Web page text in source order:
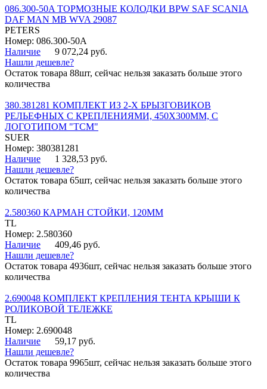
086.300-50A ТОРМОЗНЫЕ КОЛОДКИ BPW SAF SCANIA
DAF MAN MB WVA 29087
PETERS
Номер: 086.300-50A
Наличие
9 072,24 руб.
Нашли дешевле?
Остаток товара 88шт, сейчас нельзя заказать больше этого
количества
380.381281 КОМПЛЕКТ ИЗ 2-Х БРЫЗГОВИКОВ
РЕЛЬЕФНЫХ С КРЕПЛЕНИЯМИ, 450Х300ММ, С
ЛОГОТИПОМ "ТСМ"
SUER
Номер: 380381281
Наличие
1 328,53 руб.
Нашли дешевле?
Остаток товара 65шт, сейчас нельзя заказать больше этого
количества
2.580360 КАРМАН СТОЙКИ, 120ММ
TL
Номер: 2.580360
Наличие
409,46 руб.
Нашли дешевле?
Остаток товара 4936шт, сейчас нельзя заказать больше этого
количества
2.690048 КОМПЛЕКТ КРЕПЛЕНИЯ ТЕНТА КРЫШИ К
РОЛИКОВОЙ ТЕЛЕЖКЕ
TL
Номер: 2.690048
Наличие
59,17 руб.
Нашли дешевле?
Остаток товара 9965шт, сейчас нельзя заказать больше этого
количества